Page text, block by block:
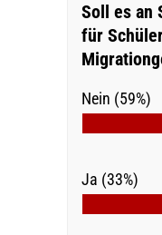
Soll es an
für
Nein (59%)
Ja (33%)